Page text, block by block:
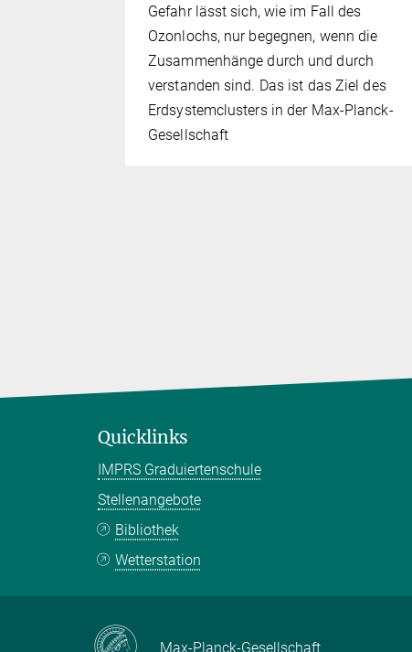
Gefahr lässt sich, wie im Fall des
Ozonlochs, nur begegnen, wenn die
Zusammenhänge durch und durch
verstanden sind. Das ist das Ziel des
Erdsystemclusters in der Max-Planck-
Gesellschaft
Quicklinks
IMPRS Graduiertenschule
Stellenangebote
Bibliothek
Wetterstation
Max-Planck-Gesellschaft